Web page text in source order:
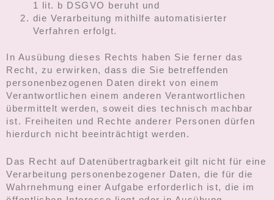
1 lit. b DSGVO beruht und
die Verarbeitung mithilfe automatisierter
Verfahren erfolgt.
In Ausübung dieses Rechts haben Sie ferner das
Recht, zu erwirken, dass die Sie betreffenden
personenbezogenen Daten direkt von einem
Verantwortlichen einem anderen Verantwortlichen
übermittelt werden, soweit dies technisch machbar
ist. Freiheiten und Rechte anderer Personen dürfen
hierdurch nicht beeinträchtigt werden.
Das Recht auf Datenübertragbarkeit gilt nicht für eine
Verarbeitung personenbezogener Daten, die für die
Wahrnehmung einer Aufgabe erforderlich ist, die im